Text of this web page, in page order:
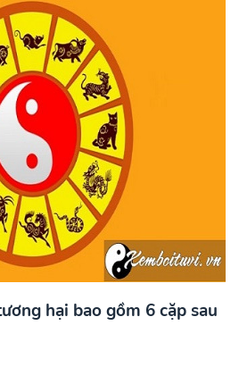
hại bao gồm 6 cặp sau